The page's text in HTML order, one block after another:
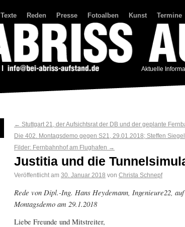
Texte Reden Presse Fotoalben Kunst Termine
Aktuelle
← Stuttgart 21, der Aufsichtsrat der DB und der geplante
Die 402. Montagsdemo gegen S21, 29.01.2018; Steffen
Filder: Fernbahnhof am Flughafen →
Justitia und die
Veröffentlicht am 30. Januar 2018 von Christa Schnepf
Rede von Dipl.-Ing. Hans Heydemann, Ingenieure22,
Montagsdemo am 29.1.2018
Liebe Freunde und Mitstreiter,